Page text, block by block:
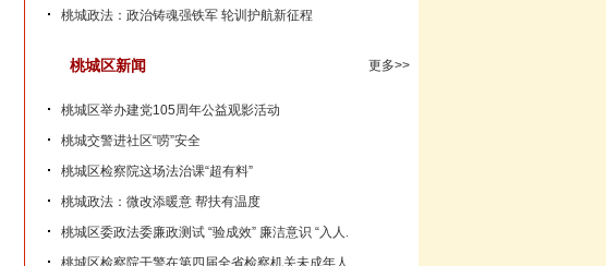
桃城政法：政治铸魂强铁军 轮训护航新征程
桃城区新闻 更多>>
桃城区举办建党105周年公益观影活动
桃城交警进社区“唠”安全
桃城区检察院这场法治课“超有料”
桃城政法：微改添暖意 帮扶有温度
桃城区委政法委廉政测试 “验成效” 廉洁意识 “入人...
桃城区检察院干警在第四届全省检察机关未成年人检察...